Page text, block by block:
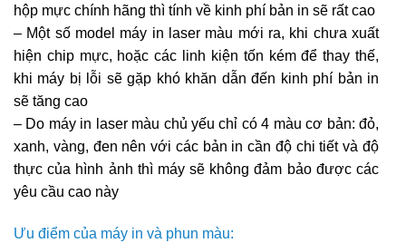
hộp mực chính hãng thì tính về kinh phí bản in sẽ rất cao
– Một số model máy in laser màu mới ra, khi chưa xuất
hiện chip mực, hoặc các linh kiện tốn kém để thay thế,
khi máy bị lỗi sẽ gặp khó khăn dẫn đến kinh phí bản in
sẽ tăng cao
– Do máy in laser màu chủ yếu chỉ có 4 màu cơ bản: đỏ,
xanh, vàng, đen nên với các bản in cần độ chi tiết và độ
thực của hình ảnh thì máy sẽ không đảm bảo được các
yêu cầu cao này
Ưu điểm của máy in và phun màu: